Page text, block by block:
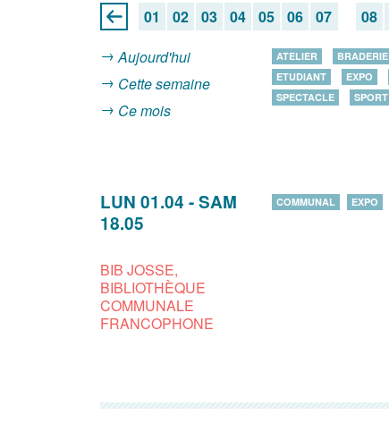
01 02 03 04 05 06 07 08
Aujourd'hui
Cette semaine
Ce mois
ATELIER BRADERIE
ETUDIANT
EXPO
SPECTACLE
SPORT
LUN 01.04 -SAM
18.05
BIB JOSSE,
BIBLIOTHÈQUE
COMMUNALE
FRANCOPHONE
COMMUNAL EXPO